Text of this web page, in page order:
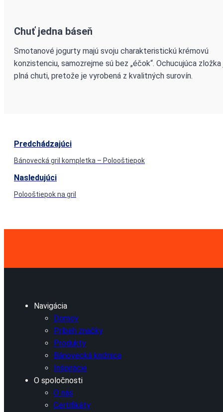
Chuť jedna báseň
Smotanové jogurty majú svoju charakteristickú krémovú
konzistenciu, samozrejme sú bez „éčok“. Ochucujúca zložka
plná chuti, pretože je vyrobená z kvalitných surovín.
Predchádzajúci
Bánovecká gril kompletka – Polooštiepok
Nasledujúci
Polooštiepok na gril
Navigácia
Domov
Príbeh značky
Produkty
Bánovecká knižnica
Inšpirácie
O spoločnosti
O nás
Certifikáty